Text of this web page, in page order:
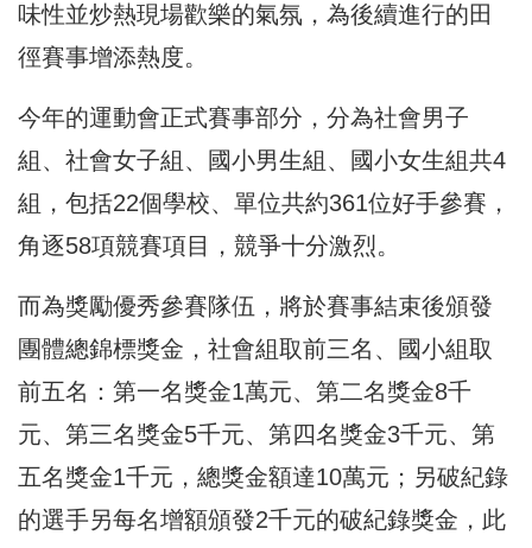
味性並炒熱現場歡樂的氣氛，為後續進行的田
徑賽事增添熱度。
今年的運動會正式賽事部分，分為社會男子
組、社會女子組、國小男生組、國小女生組共4
組，包括22個學校、單位共約361位好手參賽，
角逐58項競賽項目，競爭十分激烈。
而為獎勵優秀參賽隊伍，將於賽事結束後頒發
團體總錦標獎金，社會組取前三名、國小組取
前五名：第一名獎金1萬元、第二名獎金8千
元、第三名獎金5千元、第四名獎金3千元、第
五名獎金1千元，總獎金額達10萬元；另破紀錄
的選手另每名增額頒發2千元的破紀錄獎金，此